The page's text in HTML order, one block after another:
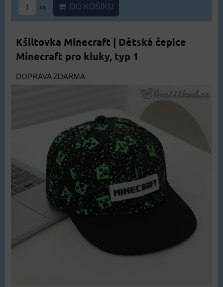
ks DO KOŠÍKU
Kšiltovka Minecraft | Dětská čepice
Minecraft pro kluky, typ 1
DOPRAVA ZDARMA